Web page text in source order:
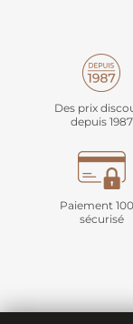
Des prix
depuis 1987
Paiement
sécurisé